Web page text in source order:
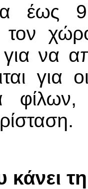
έως
τον
για να
για
φίλων,